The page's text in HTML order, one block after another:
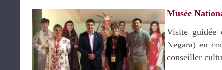
Musée
Visite guidée
Negara) en
conseiller